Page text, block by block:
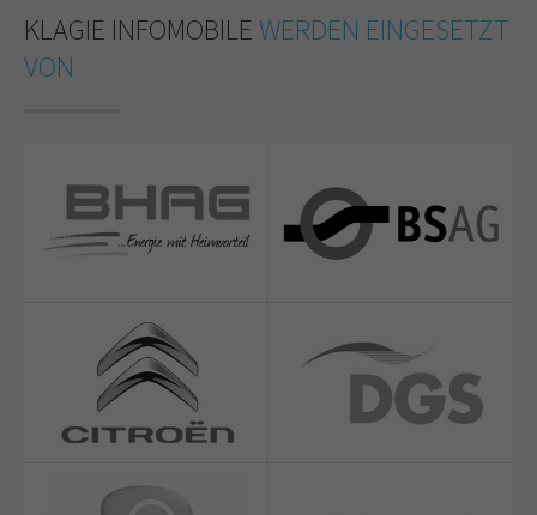
KLAGIE INFOMOBILE WERDEN EINGESETZT
VON